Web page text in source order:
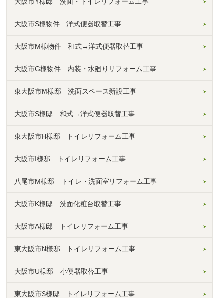
大阪市S様物件 洋式便器取替工事
大阪市M様物件 和式→洋式便器取替工事
大阪市G様物件 内装・水廻りリフォーム工事
東大阪市M様邸 洗面スペース新設工事
大阪市S様邸 和式→洋式便器取替工事
東大阪市H様邸 トイレリフォーム工事
大阪市I様邸 トイレリフォーム工事
八尾市M様邸 トイレ・洗面室リフォーム工事
大阪市K様邸 洗面化粧台取替工事
大阪市A様邸 トイレリフォーム工事
東大阪市N様邸 トイレリフォーム工事
大阪市U様邸 小便器取替工事
東大阪市S様邸 トイレリフォーム工事